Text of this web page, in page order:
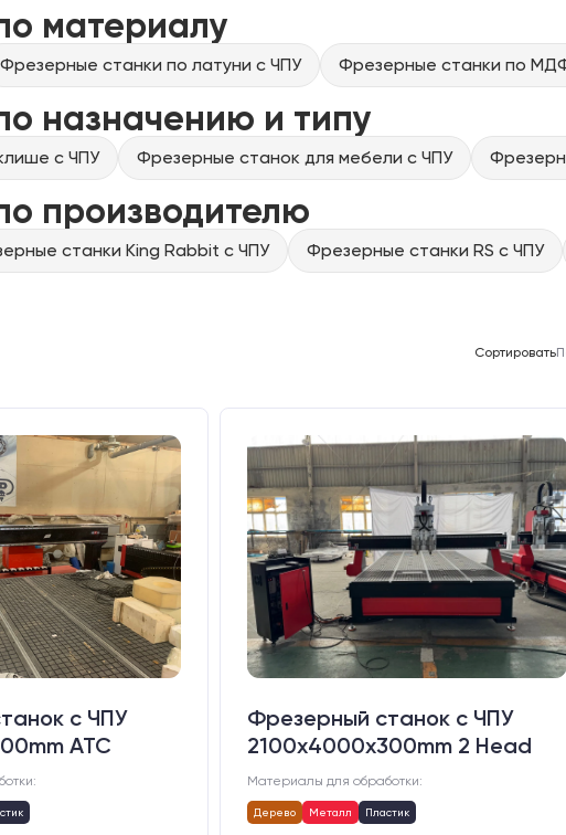
материалу
Фрезерные станки по латуни с ЧПУ Фрезерные станки по
назначению и типу
с ЧПУ Фрезерные станок для мебели с ЧПУ
производителю
станки King Rabbit с ЧПУ Фрезерные станки RS с ЧПУ
Сортировать
с ЧПУ
ATC
Фрезерный станок с ЧПУ
2100x4000x300mm 2 Head
Материалы для обработки:
Дерево Металл Пластик